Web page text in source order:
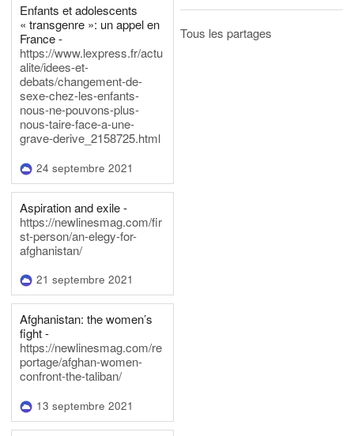
Enfants et adolescents
« transgenre »: un appel en
France -
https://www.lexpress.fr/actu
alite/idees-et-
debats/changement-de-
sexe-chez-les-enfants-
nous-ne-pouvons-plus-
nous-taire-face-a-une-
grave-derive_2158725.html
24 septembre 2021
Aspiration and exile -
https://newlinesmag.com/fir
st-person/an-elegy-for-
afghanistan/
21 septembre 2021
Afghanistan: the women’s
fight -
https://newlinesmag.com/re
portage/afghan-women-
confront-the-taliban/
13 septembre 2021
Tous les partages